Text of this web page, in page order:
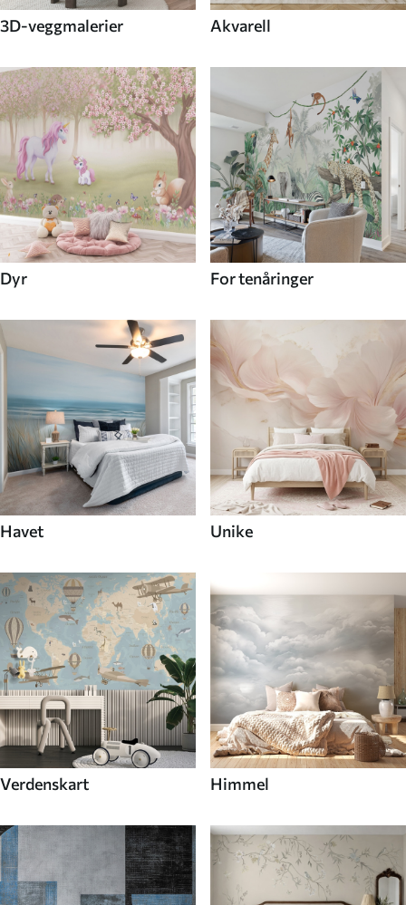
3D-veggmalerier Akvarell
Dyr For tenåringer
Havet Unike
Verdenskart Himmel